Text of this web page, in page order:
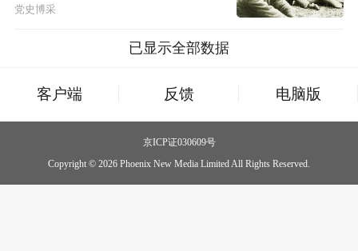
党史博采
已显示全部数据
客户端 反馈 电脑版
京ICP证030609号
Copyright © 2026 Phoenix New Media Limited All Rights Reserved.